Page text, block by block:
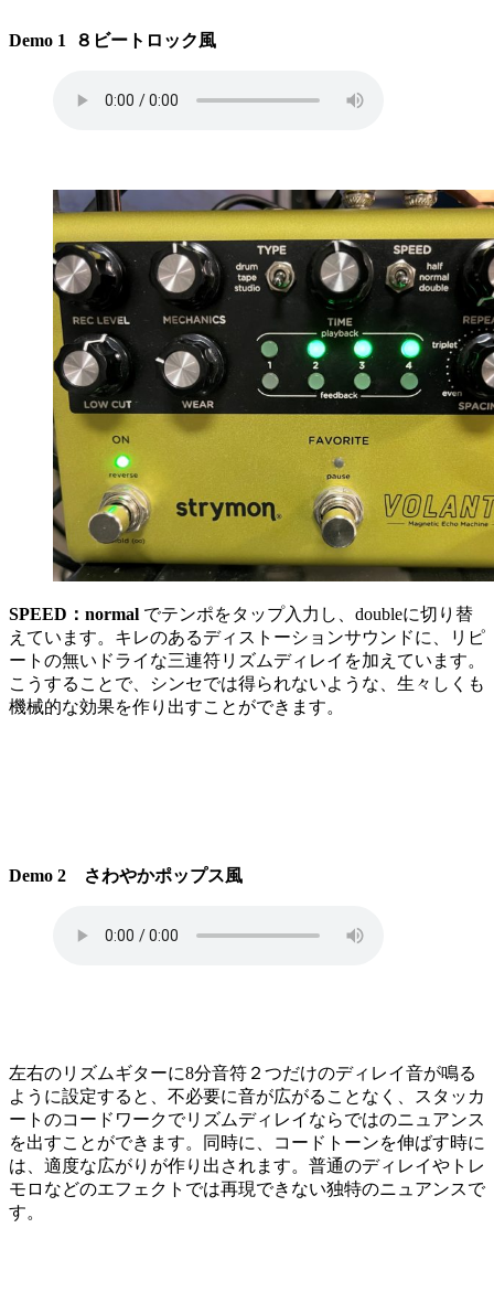
Demo 1 ８ビートロック風
SPEED：normal でテンポをタップ入力し、doubleに切り替
えています。キレのあるディストーションサウンドに、リピ
ートの無いドライな三連符リズムディレイを加えています。
こうすることで、シンセでは得られないような、生々しくも
機械的な効果を作り出すことができます。
Demo 2 さわやかポップス風
左右のリズムギターに8分音符２つだけのディレイ音が鳴る
ように設定すると、不必要に音が広がることなく、スタッカ
ートのコードワークでリズムディレイならではのニュアンス
を出すことができます。同時に、コードトーンを伸ばす時に
は、適度な広がりが作り出されます。普通のディレイやトレ
モロなどのエフェクトでは再現できない独特のニュアンスで
す。